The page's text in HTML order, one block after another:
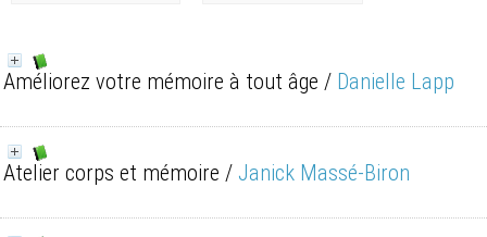
Améliorez votre mémoire à tout âge / Danielle Lapp
Atelier corps et mémoire / Janick Massé-Biron